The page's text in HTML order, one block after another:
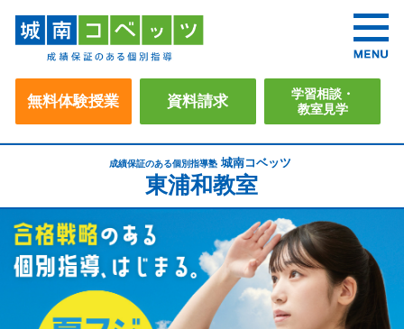
無料体験授業 資料請求
学習相談・
教室見学
成績保証のある個別指導塾 城南コベッツ
東浦和教室